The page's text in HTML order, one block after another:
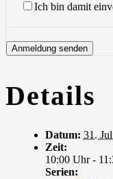
Ich bin damit
Details
Datum: 31.
Zeit:
10:00 Uhr -
Serien: